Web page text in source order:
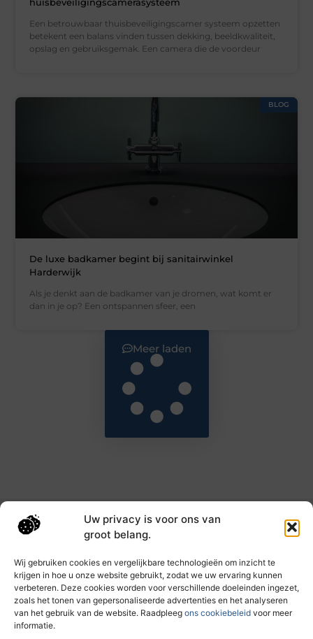
Uw privacy is voor ons van
groot belang.
Wij gebruiken cookies en vergelijkbare technologieën om inzicht te
krijgen in hoe u onze website gebruikt, zodat we uw ervaring kunnen
verbeteren. Deze cookies worden voor verschillende doeleinden ingezet,
zoals het tonen van gepersonaliseerde advertenties en het analyseren
van het gebruik van de website. Raadpleeg ons cookiebeleid voor meer
informatie.
huisbeveiligingscamerasysteem
Een betrouwbaar thuisbeveiligingscamer systeem opzetten
betekent een balans vinden tussen dekking, beeldkwaliteit,
opslag en gebruiksgemak. Een camera die de voordeur
BLOG
De luxe badkamer begint bij sanitairwinkel
Harderwijk
Als je denkt aan de badkamer van je dromen, wat komt er
dan in je op? Een ontspannen sfeer, een
Meer laden
Main Links
Dagelijks nieuwe inzichten op taec.nl
Artikelen vol kennis, inspiratie en praktische tips die